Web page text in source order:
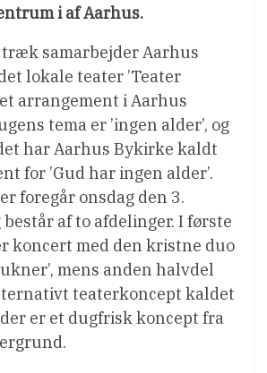
i af Aarhus.
træk samarbejder Aarhus
lokale teater ’Teater
arrangement i Aarhus
tema er ’ingen alder’, og
har Aarhus Bykirke kaldt
for ’Gud har ingen alder’.
foregår onsdag den 3.
består af to afdelinger. I første
koncert med den kristne duo
mens anden halvdel
teaterkoncept kaldet
der er et dugfrisk koncept fra